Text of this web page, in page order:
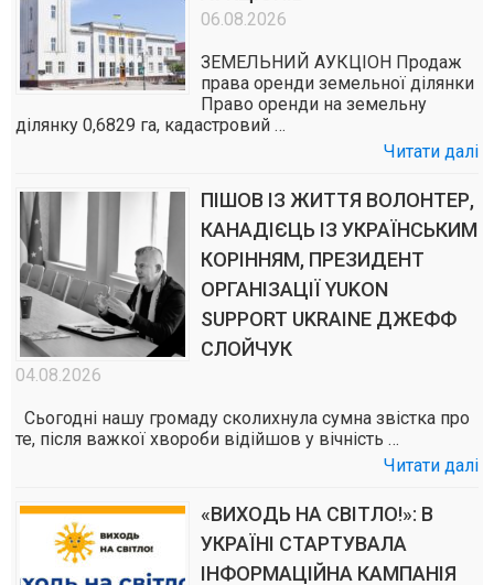
06.08.2026
ЗЕМЕЛЬНИЙ АУКЦІОН Продаж
права оренди земельної ділянки
Право оренди на земельну
ділянку 0,6829 га, кадастровий …
Читати далі
ПІШОВ ІЗ ЖИТТЯ ВОЛОНТЕР,
КАНАДІЄЦЬ ІЗ УКРАЇНСЬКИМ
КОРІННЯМ, ПРЕЗИДЕНТ
ОРГАНІЗАЦІЇ YUKON
SUPPORT UKRAINE ДЖЕФФ
СЛОЙЧУК
04.08.2026
Сьогодні нашу громаду сколихнула сумна звістка про
те, після важкої хвороби відійшов у вічність …
Читати далі
«ВИХОДЬ НА СВІТЛО!»: В
УКРАЇНІ СТАРТУВАЛА
ІНФОРМАЦІЙНА КАМПАНІЯ